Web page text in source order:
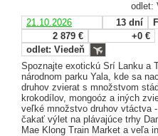
odlet:
21.10.2026
13 dní
2 879 €
+0 €
odlet: Viedeň
Spoznajte exotickú Srí Lanku a
národnom parku Yala, kde sa
druhov zvierat s množstvom
krokodílov, mongoóz a iných
veľké množstvo druhov vtáctva
čakať výlet na plávajúce trhy
Mae Klong Train Market a veľa